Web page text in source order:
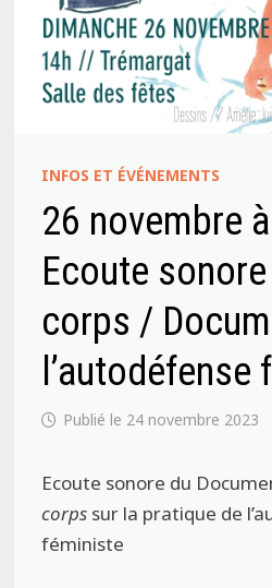
INFOS ET ÉVÉNEMENTS
26 novembre
Ecoute
corps /
l’autodéfense
24 novembre 2023
Ecoute sonore du
corps sur la pratique de
féministe